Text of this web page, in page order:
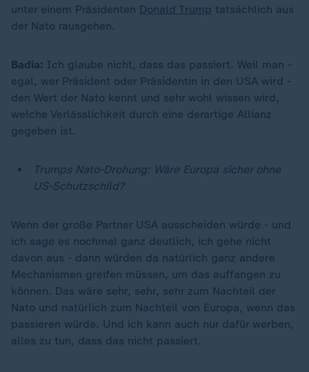
unter einem Präsidenten Donald Trump tatsächlich aus
der Nato rausgehen.
Badia: Ich glaube nicht, dass das passiert. Weil man -
egal, wer Präsident oder Präsidentin in den USA wird -
den Wert der Nato kennt und sehr wohl wissen wird,
welche Verlässlichkeit durch eine derartige Allianz
gegeben ist.
Trumps Nato-Drohung: Wäre Europa sicher ohne
US-Schutzschild?
Wenn der große Partner USA ausscheiden würde - und
ich sage es nochmal ganz deutlich, ich gehe nicht
davon aus - dann würden da natürlich ganz andere
Mechanismen greifen müssen, um das auffangen zu
können. Das wäre sehr, sehr, sehr zum Nachteil der
Nato und natürlich zum Nachteil von Europa, wenn das
passieren würde. Und ich kann auch nur dafür werben,
alles zu tun, dass das nicht passiert.